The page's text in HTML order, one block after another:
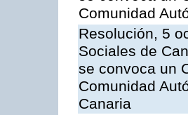
Comunidad
Resolución, 5
Sociales de
se convoca un
Comunidad
Canaria